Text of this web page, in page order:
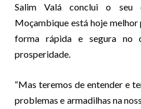
Salim Valá conclui o seu
Moçambique está hoje
forma rápida e segura no
prosperidade.
“Mas teremos de entender e
problemas e armadilhas na